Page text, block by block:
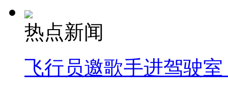
热点新闻
飞行员邀歌手进驾驶